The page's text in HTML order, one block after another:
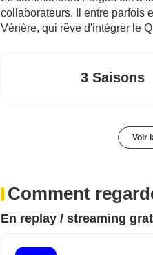
collaborateurs. Il entre parfois
Vénère, qui rêve d'intégrer le
3 Saisons
Voir
Comment
En replay / streaming